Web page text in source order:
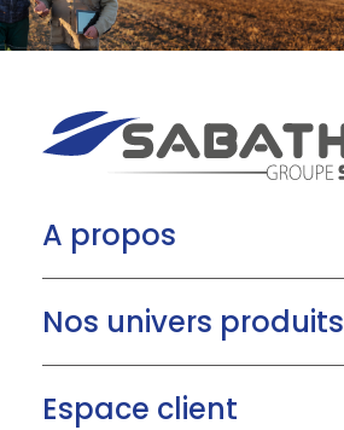
A propos
Nos univers produits
Espace client